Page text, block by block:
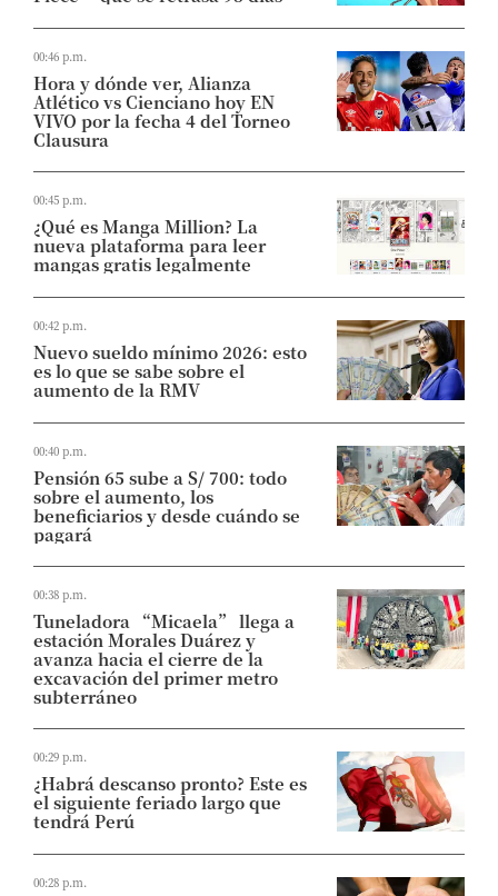
00:46 p.m.
Hora y dónde ver, Alianza
Atlético vs Cienciano hoy EN
VIVO por la fecha 4 del Torneo
Clausura
00:45 p.m.
¿Qué es Manga Million? La
nueva plataforma para leer
mangas gratis legalmente
00:42 p.m.
Nuevo sueldo mínimo 2026: esto
es lo que se sabe sobre el
aumento de la RMV
00:40 p.m.
Pensión 65 sube a S/ 700: todo
sobre el aumento, los
beneficiarios y desde cuándo se
pagará
00:38 p.m.
Tuneladora “Micaela” llega a
estación Morales Duárez y
avanza hacia el cierre de la
excavación del primer metro
subterráneo
00:29 p.m.
¿Habrá descanso pronto? Este es
el siguiente feriado largo que
tendrá Perú
00:28 p.m.